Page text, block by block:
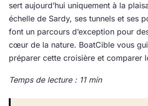
sert aujourd’hui uniquement à la
échelle de Sardy, ses tunnels et ses
font un parcours d’exception pour
cœur de la nature. BoatCible vous
préparer cette croisière et comparer
Temps de lecture : 11 min